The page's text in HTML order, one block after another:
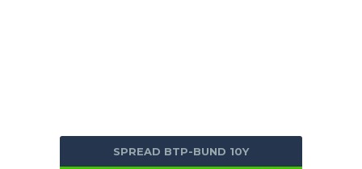
SPREAD BTP-BUND 10Y